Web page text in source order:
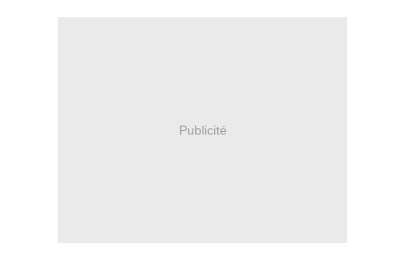
Publicité